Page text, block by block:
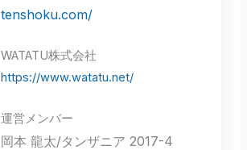
tenshoku.com/
WATATU株式会社
https://www.watatu.net/
運営メンバー
岡本 龍太/タンザニア 2017-4